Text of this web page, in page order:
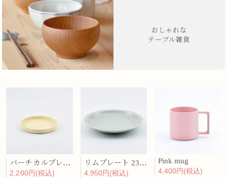
おしゃれな
テーブル雑貨
バーチカルプレート 15cm 化粧土
2,200円(税込)
リムプレート 23cm 呉須散
4,950円(税込)
Pink mug
4,400円(税込)